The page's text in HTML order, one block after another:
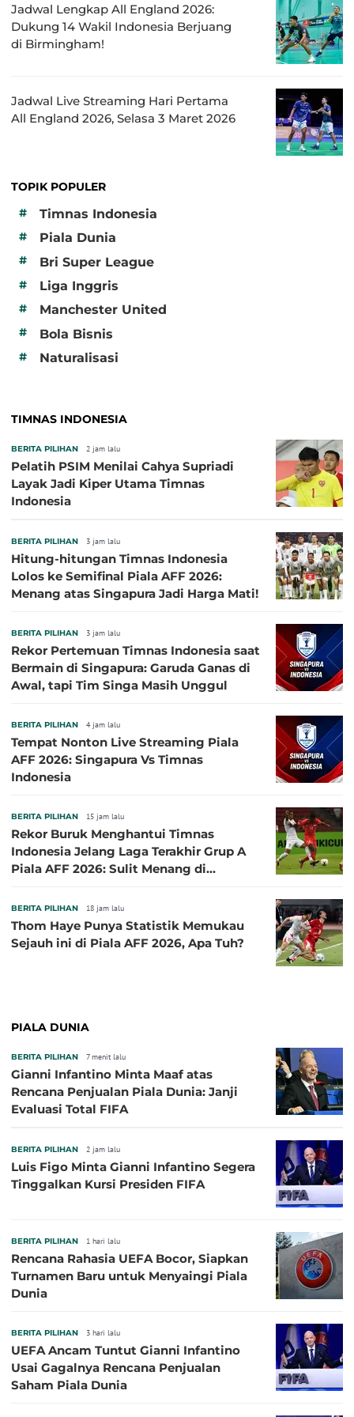
Jadwal Lengkap All England 2026:
Dukung 14 Wakil Indonesia Berjuang
di Birmingham!
Jadwal Live Streaming Hari Pertama
All England 2026, Selasa 3 Maret 2026
TOPIK POPULER
#
Timnas Indonesia
# Piala Dunia
# Bri Super League
# Liga Inggris
# Manchester United
# Bola Bisnis
# Naturalisasi
TIMNAS INDONESIA
BERITA PILIHAN 2 jam lalu
Pelatih PSIM Menilai Cahya Supriadi
Layak Jadi Kiper Utama Timnas
Indonesia
BERITA PILIHAN 3 jam lalu
Hitung-hitungan Timnas Indonesia
Lolos ke Semifinal Piala AFF 2026:
Menang atas Singapura Jadi Harga Mati!
BERITA PILIHAN 3 jam lalu
Rekor Pertemuan Timnas Indonesia saat
Bermain di Singapura: Garuda Ganas di
Awal, tapi Tim Singa Masih Unggul
BERITA PILIHAN 4 jam lalu
Tempat Nonton Live Streaming Piala
AFF 2026: Singapura Vs Timnas
Indonesia
BERITA PILIHAN 15 jam lalu
Rekor Buruk Menghantui Timnas
Indonesia Jelang Laga Terakhir Grup A
Piala AFF 2026: Sulit Menang di
BERITA PILIHAN 18 jam lalu
Thom Haye Punya Statistik Memukau
Sejauh ini di Piala AFF 2026, Apa Tuh?
PIALA DUNIA
BERITA PILIHAN 7 menit lalu
Gianni Infantino Minta Maaf atas
Rencana Penjualan Piala Dunia: Janji
Evaluasi Total FIFA
BERITA PILIHAN 2 jam lalu
Luis Figo Minta Gianni Infantino Segera
Tinggalkan Kursi Presiden FIFA
BERITA PILIHAN 1 hari lalu
Rencana Rahasia UEFA Bocor, Siapkan
Turnamen Baru untuk Menyaingi Piala
Dunia
BERITA PILIHAN 3 hari lalu
UEFA Ancam Tuntut Gianni Infantino
Usai Gagalnya Rencana Penjualan
Saham Piala Dunia